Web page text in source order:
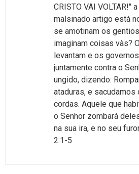
CRISTO VAI VOLTAR!"
malsinado artigo está
se amotinam os
imaginam coisas vàs?
levantam e os
juntamente contra o
ungido, dizendo:
ataduras, e sacudamos
cordas. Aquele que
o Senhor zombará
na sua ira, e no seu
2:1-5